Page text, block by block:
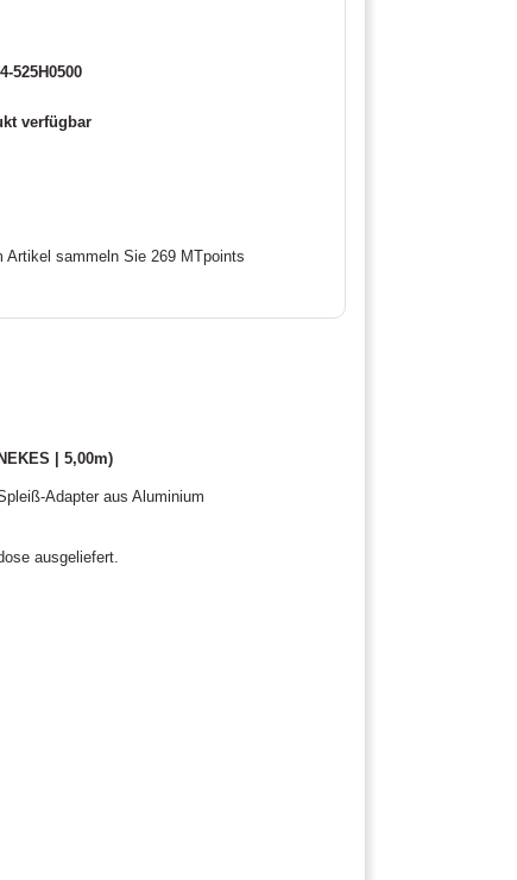
525H0500
verfügbar
Artikel sammeln Sie 269 MTpoints
| 5,00m)
Adapter aus Aluminium
ausgeliefert.